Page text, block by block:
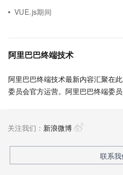
VUE.js期间
阿里巴巴终端技术
阿里巴巴终端技术最新内容汇聚在
委员会官方运营。阿里巴巴终端委
策略和目标并落地执行，推动终端技
巴终端域的官方公众号：阿里巴巴
注。
关注我们： 新浪微博
联系我